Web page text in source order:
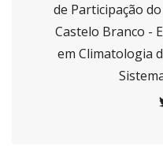
de Participação
Castelo Branco -
em Climatologia